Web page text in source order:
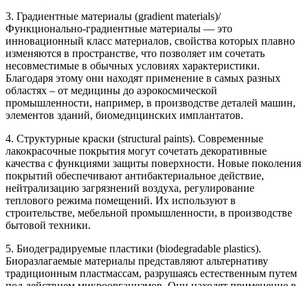
3. Градиентные материалы (gradient materials)/
Функционально-градиентные материалы — это
инновационный класс материалов, свойства которых плавно
изменяются в пространстве, что позволяет им сочетать
несовместимые в обычных условиях характеристики.
Благодаря этому они находят применение в самых разных
областях – от медицины до аэрокосмической
промышленности, например, в производстве деталей машин,
элементов зданий, биомедицинских имплантатов.
4. Структурные краски (structural paints). Современные
лакокрасочные покрытия могут сочетать декоративные
качества с функциями защиты поверхности. Новые поколения
покрытий обеспечивают антибактериальное действие,
нейтрализацию загрязнений воздуха, регулирование
теплового режима помещений. Их используют в
строительстве, мебельной промышленности, в производстве
бытовой техники.
5. Биодеградируемые пластики (biodegradable plastics).
Биоразлагаемые материалы представляют альтернативу
традиционным пластмассам, разрушаясь естественным путем